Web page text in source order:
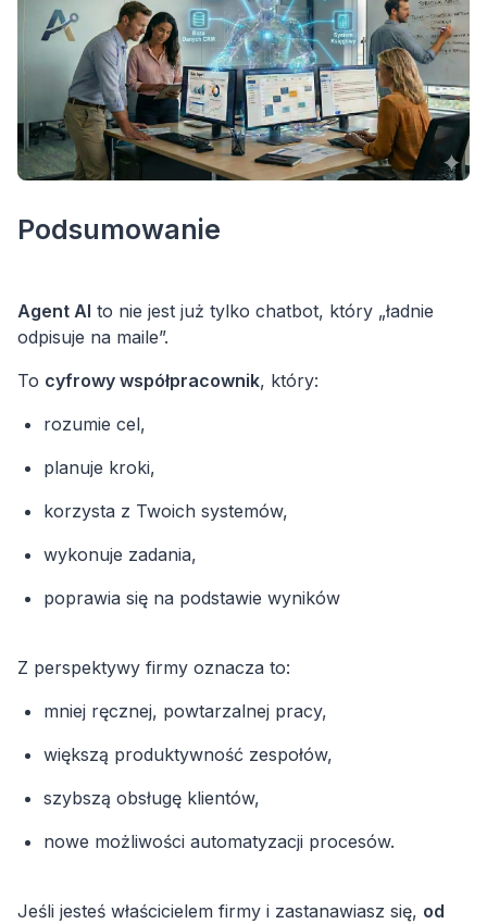
Podsumowanie
Agent AI to nie jest już tylko chatbot, który „ładnie
odpisuje na maile”.
To cyfrowy współpracownik, który:
rozumie cel,
planuje kroki,
korzysta z Twoich systemów,
wykonuje zadania,
poprawia się na podstawie wyników
Z perspektywy firmy oznacza to:
mniej ręcznej, powtarzalnej pracy,
większą produktywność zespołów,
szybszą obsługę klientów,
nowe możliwości automatyzacji procesów.
Jeśli jesteś właścicielem firmy i zastanawiasz się, od